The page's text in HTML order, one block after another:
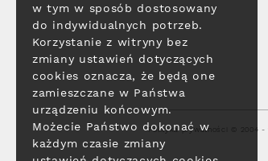
Polityka prywatności © 2004 -
w tym w sposób dostosowany
do indywidualnych potrzeb.
Korzystanie z witryny bez
zmiany ustawień dotyczących
cookies oznacza, że będą one
zamieszczane w Państwa
urządzeniu końcowym.
Możecie Państwo dokonać w
każdym czasie zmiany